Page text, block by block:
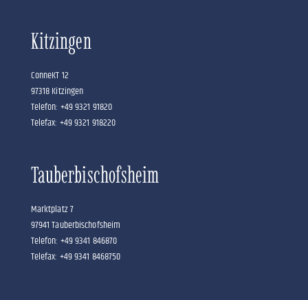
Kitzingen
ConneKT 12
97318 Kitzingen
Telefon: +49 9321 91820
Telefax: +49 9321 918220
Tauberbischofsheim
Marktplatz 7
97941 Tauberbischofsheim
Telefon: +49 9341 846870
Telefax: +49 9341 8468750